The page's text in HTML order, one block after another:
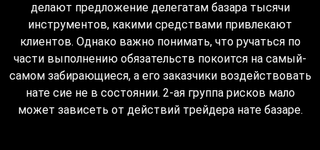
делают предложение делегатам базара тысячи
инструментов, какими средствами привлекают
клиентов. Однако важно понимать, что ручаться по
части выполнению обязательств покоится на самый-
самом забирающиеся, а его заказчики воздействовать
нате сие не в состоянии. 2-ая группа рисков мало
может зависеть от действий трейдера нате базаре.